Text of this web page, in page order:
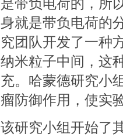
身就是带负电荷的
究团队开发了一种
纳米粒子中间，这
充。哈蒙德研究小
瘤防御作用，使实
该研究小组开始了